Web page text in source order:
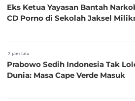
Eks Ketua Yayasan Bantah
CD Porno di Sekolah Jaksel
2 jam lalu
Prabowo Sedih Indonesia Tak
Dunia: Masa Cape Verde Masuk